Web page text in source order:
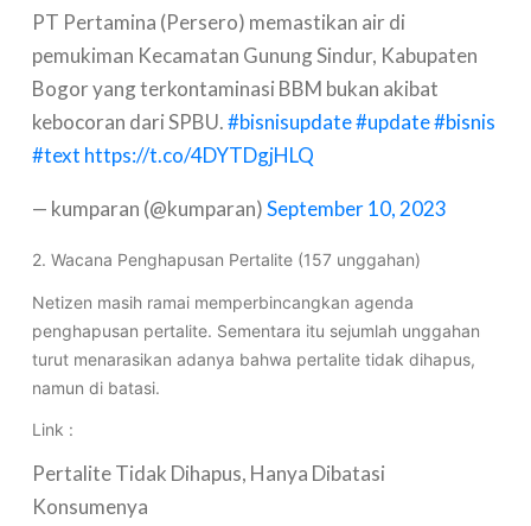
PT Pertamina (Persero) memastikan air di
pemukiman Kecamatan Gunung Sindur, Kabupaten
Bogor yang terkontaminasi BBM bukan akibat
kebocoran dari SPBU.#bisnisupdate#update#bisnis
#text https://t.co/4DYTDgjHLQ
— kumparan (@kumparan)September 10, 2023
2. Wacana Penghapusan Pertalite (157 unggahan)
Netizen masih ramai memperbincangkan agenda
penghapusan pertalite. Sementara itu sejumlah unggahan
turut menarasikan adanya bahwa pertalite tidak dihapus,
namun di batasi.
Link :
Pertalite Tidak Dihapus, Hanya Dibatasi
Konsumenya